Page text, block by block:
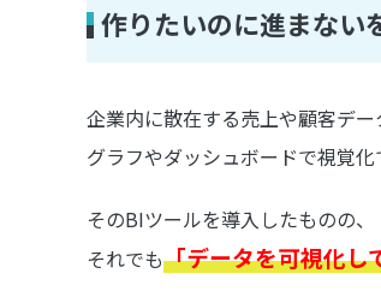
作りたいのに進まない
企業内に散在する売上や顧客デー
グラフやダッシュボードで視覚化
そのBIツールを導入したものの、
それでも「データを可視化し